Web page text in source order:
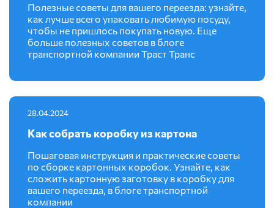
Полезные советы для вашего переезда: узнайте,
как лучше всего упаковать любимую посуду,
чтобы не пришлось покупать новую. Еще
больше полезных советов в блоге
транспортной компании Траст Транс
28.04.2024
Как собрать коробку из картона
Пошаговая инструкция и практические советы
по сборке картонных коробок. Узнайте, как
сложить картонную заготовку в коробку для
вашего переезда, в блоге транспортной
компании